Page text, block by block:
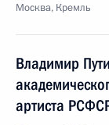
Москва, Кремль
Владимир
артиста